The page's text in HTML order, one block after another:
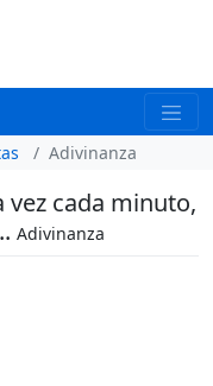
Adivinanza
vez cada minuto,
Adivinanza